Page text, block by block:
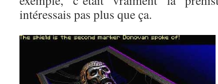
intéressais pas plus que ça.